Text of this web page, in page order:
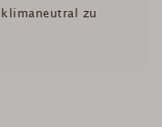
klimaneutral zu